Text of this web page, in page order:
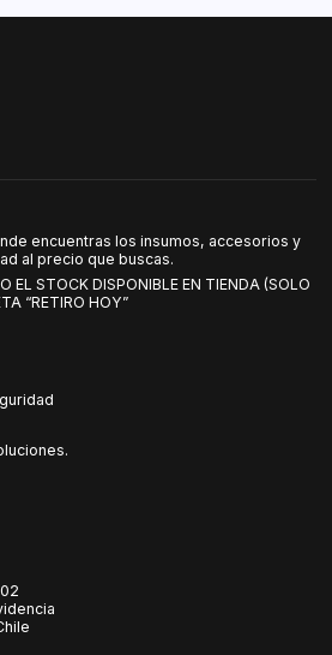
encuentras los insumos, accesorios y
al precio que buscas.
EL STOCK DISPONIBLE EN TIENDA (SOLO
“RETIRO HOY”